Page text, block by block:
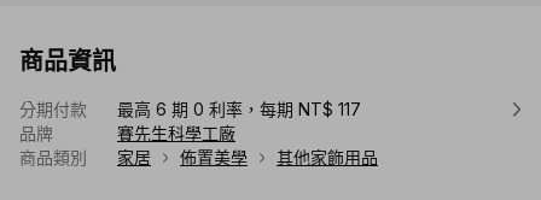
商品資訊
分期付款
最高 6 期 0 利率，每期 NT$ 117
品牌
賽先生科學工廠
商品類別
家居 佈置美學 其他家飾用品